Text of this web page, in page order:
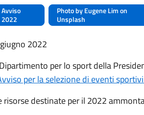
Avviso
2022
Photo by Eugene Lim on
Unsplash
2022
per lo sport della
per la selezione di eventi
risorse destinate per il 2022